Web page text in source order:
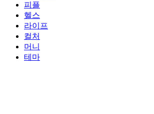
피플
헬스
라이프
컬처
머니
테마